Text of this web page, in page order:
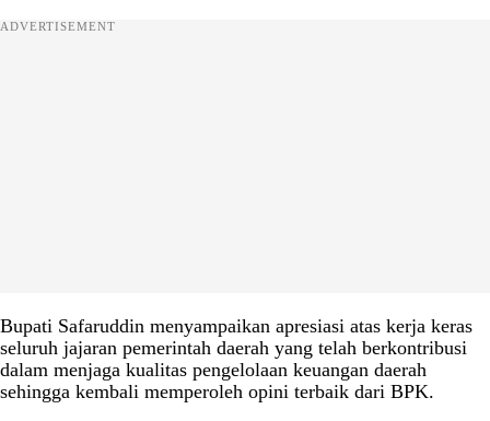
ADVERTISEMENT
Bupati Safaruddin menyampaikan apresiasi atas kerja keras
seluruh jajaran pemerintah daerah yang telah berkontribusi
dalam menjaga kualitas pengelolaan keuangan daerah
sehingga kembali memperoleh opini terbaik dari BPK.